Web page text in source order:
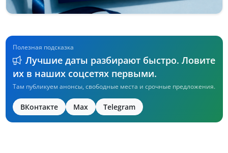
Полезная подсказка
Лучшие даты разбирают быстро. Ловите
их в наших соцсетях первыми.
Там публикуем анонсы, свободные места и срочные предложения.
ВКонтакте Max Telegram